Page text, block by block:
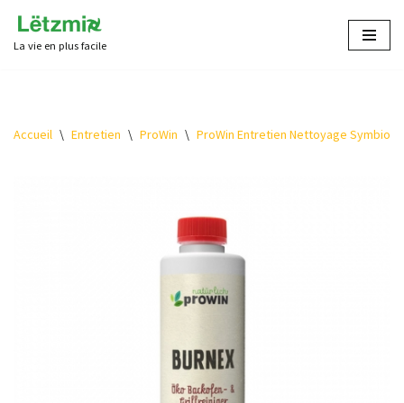
Aller
La vie en plus facile
Accueil \ Entretien \ ProWin \ ProWin Entretien Nettoyage